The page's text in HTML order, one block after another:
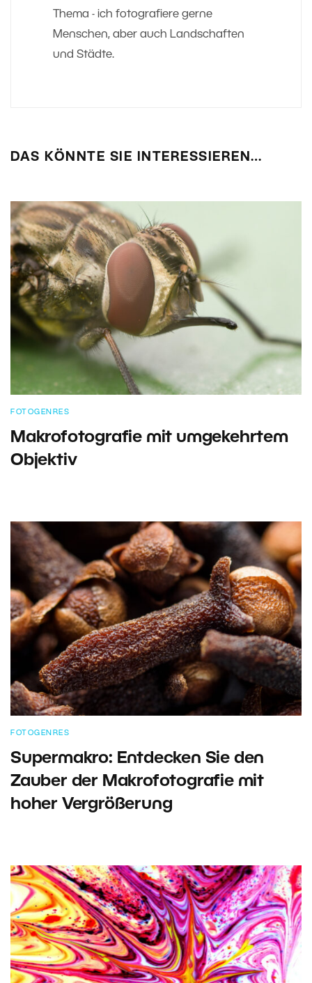
Thema - ich fotografiere gerne
Menschen, aber auch Landschaften
und Städte.
DAS KÖNNTE SIE INTERESSIEREN…
FOTOGENRES
Makrofotografie mit umgekehrtem
Objektiv
FOTOGENRES
Supermakro: Entdecken Sie den
Zauber der Makrofotografie mit
hoher Vergrößerung